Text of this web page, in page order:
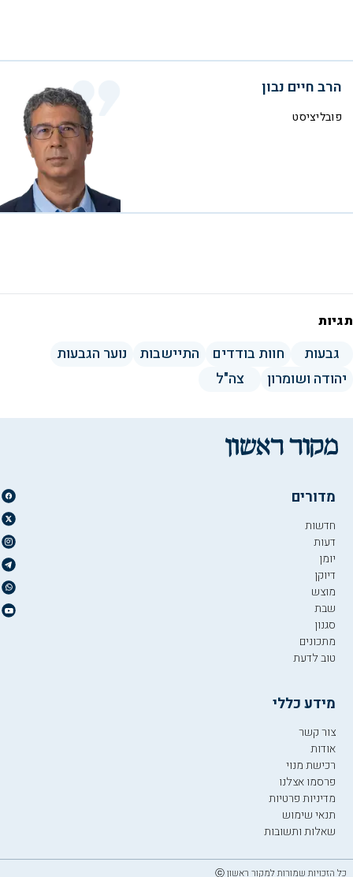
הרב חיים נבון
פובליציסט
תגיות
גבעות חוות בודדים התיישבות
נוער הגבעות
יהודה ושומרון
צה"ל
מדורים
חדשות
דעות
יומן
דיוקן
מוצש
שבת
סגנון
מתכונים
טוב לדעת
מידע כללי
צור קשר
אודות
רכישת מנוי
פרסמו אצלנו
מדיניות פרטיות
תנאי שימוש
שאלות ותשובות
כל הזכויות שמורות למקור ראשון ⓒ